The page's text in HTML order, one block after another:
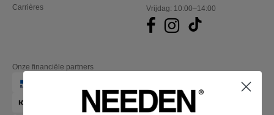
Carrières
Vrijdag: 10:00–14:00
Onze financiële partners